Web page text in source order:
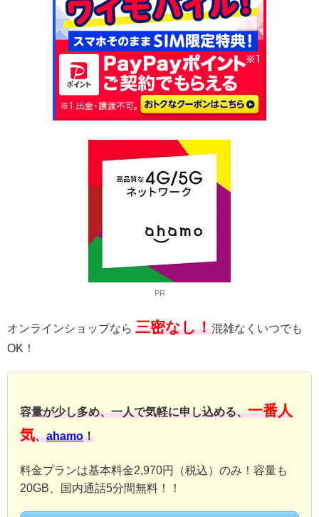
PR
オンラインショップなら 三密なし！混雑なくいつでも
OK！
容量が少し多め、一人で気軽に申し込める、一番人
気、ahamo！
料金プランは基本料金2,970円（税込）のみ！容量も
20GB、国内通話5分間無料！！